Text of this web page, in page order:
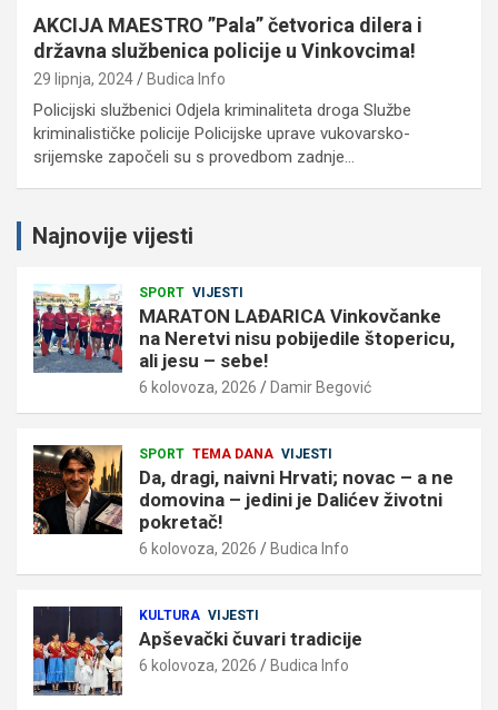
AKCIJA MAESTRO ”Pala” četvorica dilera i
državna službenica policije u Vinkovcima!
29 lipnja, 2024 Budica Info
Policijski službenici Odjela kriminaliteta droga Službe
kriminalističke policije Policijske uprave vukovarsko-
srijemske započeli su s provedbom zadnje…
Najnovije vijesti
SPORT VIJESTI
MARATON LAĐARICA Vinkovčanke
na Neretvi nisu pobijedile štopericu,
ali jesu – sebe!
6 kolovoza, 2026 Damir Begović
SPORT TEMA DANA VIJESTI
Da, dragi, naivni Hrvati; novac – a ne
domovina – jedini je Dalićev životni
pokretač!
6 kolovoza, 2026 Budica Info
KULTURA VIJESTI
Apševački čuvari tradicije
6 kolovoza, 2026 Budica Info